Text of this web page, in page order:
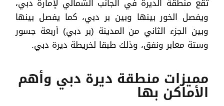
ويفصل الخور بينها وبين بر دبي، كما يفصل بينها
وبين الجزء الثاني من المدينة (بر دبي) أربعة جسور
وستة معابر ونفق، وذلك طبقا لخريطة ديرة دبي.
مميزات منطقة ديرة دبي وأهم
الأماكن بها